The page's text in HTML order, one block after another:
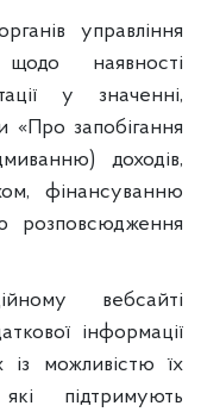
управління
наявності
у значенні,
«Про запобігання
доходів,
фінансуванню
розповсюдження
вебсайті
інформації
із можливістю їх
підтримують